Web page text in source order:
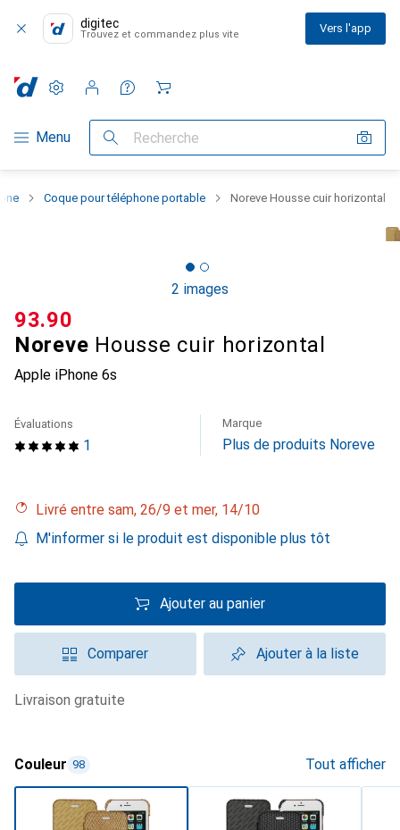
digitec
Trouvez et commandez plus vite Vers l'app
Navigation par catégorie
Menu Recherche
Paramètres
Compte client
Listes de comparaison
Listes d'envies
Panier
Coque pour téléphone portable Noreve Housse cuir horizontal
2 images
Noreve Housse cuir horizontal
Apple iPhone 6s
CHF
93.90
1
Évaluations Marque
Plus de produits Noreve
Livré entre sam, 26/9 et mer, 14/10
M'informer si le produit est disponible plus tôt
Ajouter au panier
Comparer Ajouter à la liste
livraison gratuite
Couleur 98 Tout afficher